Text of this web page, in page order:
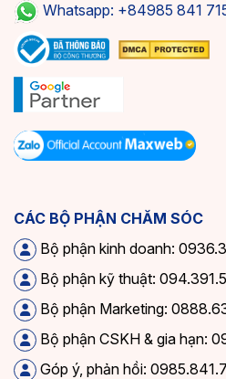
Whatsapp: +84985 841
CÁC BỘ PHẬN CHĂM SÓC
Bộ phận kinh doanh:
Bộ phận kỹ thuật:
Bộ phận Marketing:
Bộ phận CSKH & gia hạn:
Góp ý, phản hồi: